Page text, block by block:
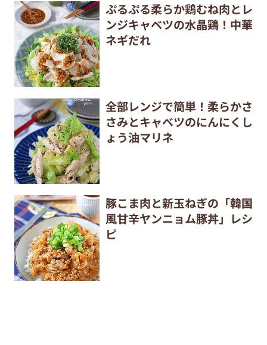
ぷるぷる柔らか鶏むね肉とレ
ンジキャベツの水晶鶏！中華
ネギだれ
全部レンジで簡単！柔らかさ
さみとキャベツのにんにくし
ょう油マリネ
豚こま肉と新玉ねぎの「韓国
風甘辛ヤンニョム豚丼」レシ
ピ